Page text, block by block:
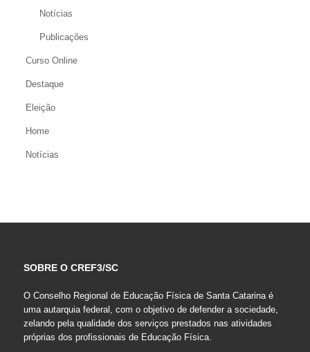
Notícias
Publicações
Curso Online
Destaque
Eleição
Home
Notícias
SOBRE O CREF3/SC
O Conselho Regional de Educação Física de Santa Catarina é
uma autarquia federal, com o objetivo de defender a sociedade,
zelando pela qualidade dos serviços prestados nas atividades
próprias dos profissionais de Educação Física.